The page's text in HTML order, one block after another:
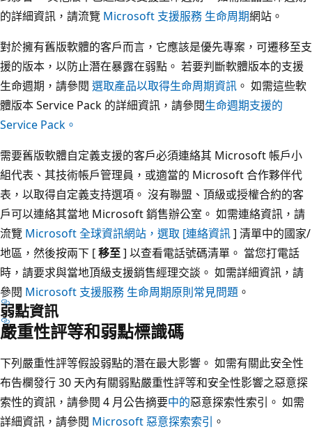
的詳細資訊，請流覽 Microsoft 支援服務 生命周期網站。
對於擁有舊版軟體的客戶而言，它應該是優先專案，可遷移至支
援的版本，以防止潛在暴露在弱點。 若要判斷軟體版本的支援
生命週期，請參閱 選取產品以取得生命周期資訊 。 如需這些軟
體版本 Service Pack 的詳細資訊，請參閱生命週期支援的
Service Pack。
需要舊版軟體自定義支援的客戶必須連絡其 Microsoft 帳戶小
組代表、其技術帳戶管理員，或適當的 Microsoft 合作夥伴代
表，以取得自定義支持選項。 沒有聯盟、頂級或授權合約的客
戶可以連絡其當地 Microsoft 銷售辦公室。 如需連絡資訊，請
流覽 Microsoft 全球資訊網站，選取 [連絡資訊] 清單中的國家/
地區，然後按兩下 [移至] 以查看電話號碼清單。 當您打電話
時，請要求與當地頂級支援銷售經理交談。 如需詳細資訊，請
參閱 Microsoft 支援服務 生命周期原則常見問題 。
弱點資訊
嚴重性評等和弱點標識碼
下列嚴重性評等假設弱點的潛在最大影響。 如需有關此安全性
布告欄發行 30 天內有關弱點嚴重性評等和安全性影響之惡意探
索性的資訊，請參閱 4 月公告摘要中的惡意探索性索引。 如需
詳細資訊，請參閱 Microsoft 惡意探索索引 。